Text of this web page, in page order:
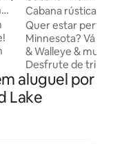
Cabana rústica
varanda coberta
Quer estar perto
Minnesota? Vá
& Walleye &
Desfrute de
Esta cabana
só querem fugir
da natureza.
aluguel por
Lake